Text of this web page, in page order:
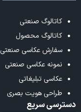
کاتالوگ صنعتی
کاتالوگ محصول
سفارش عکاسی صنعتی
نمونه عکاسی صنعتی
عکاسی تبلیغاتی
طراحی هویت بصری
دسترسی سریع